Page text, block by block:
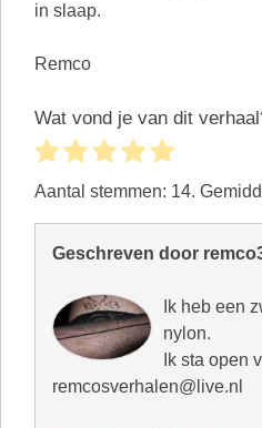
in slaap.
Remco
Wat vond je van dit
Aantal stemmen: 14.
Geschreven door
Ik heb een
nylon.
Ik sta open
remcosverhalen@live.nl